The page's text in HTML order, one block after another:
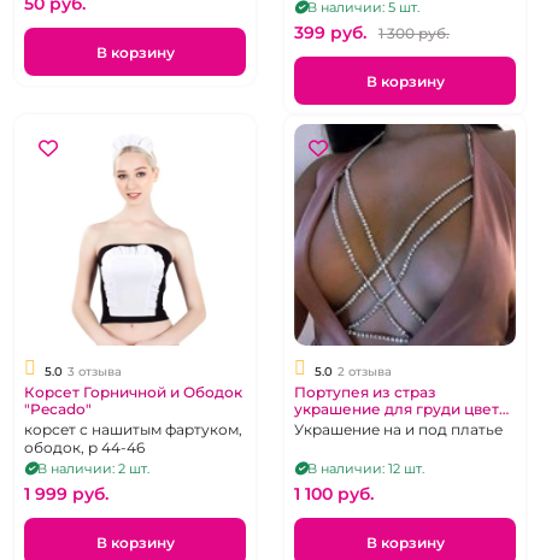
В корзину
груди и зону бикини
В наличии: 5 шт.
399 pуб. 1 300 pуб.
В корзину
5.0 3 отзыва
Корсет Горничной и Ободок
"Pecado"
корсет с нашитым фартуком,
ободок, р 44-46
В наличии: 2 шт.
1 999 pуб.
В корзину
5.0 2 отзыва
Портупея из страз
украшение для груди цвет
серебро
Украшение на и под платье
В наличии: 12 шт.
1 100 pуб.
В корзину